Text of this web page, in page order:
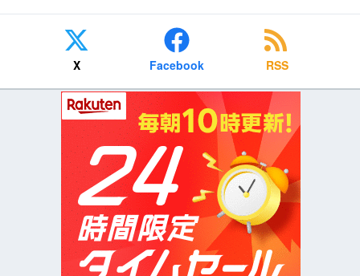
X Facebook RSS